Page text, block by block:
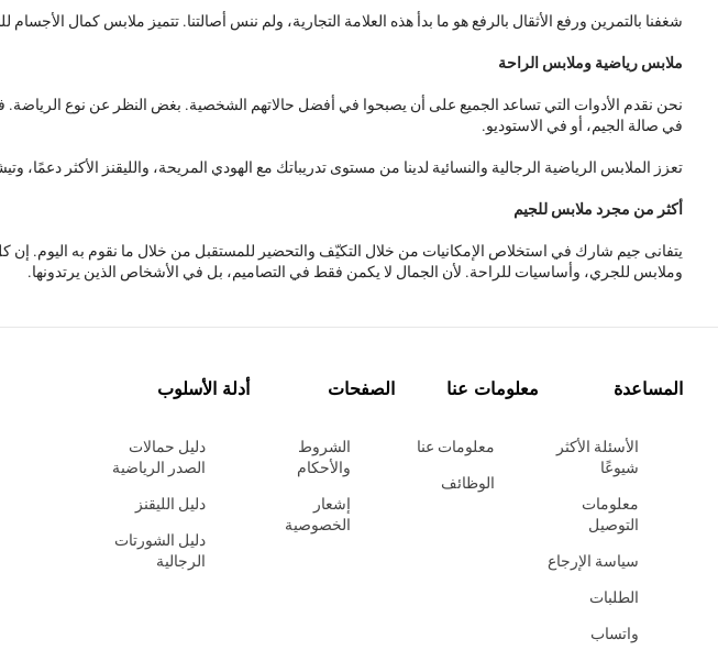
شغفنا بالتمرين ورفع الأثقال بالرفع هو ما بدأ هذه العلامة التجارية، ولم ننس أصالتنا. تتميز ملابس كمال
ملابس رياضية وملابس الراحة
نحن نقدم الأدوات التي تساعد الجميع على أن يصبحوا في أفضل حالاتهم الشخصية. بغض النظر عن نوع الرياضة.
في صالة الجيم، أو في الاستوديو.
تعزز الملابس الرياضية الرجالية والنسائية لدينا من مستوى تدريباتك مع الهودي المريحة، والليقنز الأكثر
أكثر من مجرد ملابس للجيم
يتفانى جيم شارك في استخلاص الإمكانيات من خلال التكيّف والتحضير للمستقبل من خلال ما نقوم به اليوم.
وملابس للجري، وأساسيات للراحة. لأن الجمال لا يكمن فقط في التصاميم، بل في الأشخاص الذين يرتدونها.
المساعدة
الأسئلة الأكثر
شيوعًا
معلومات
التوصيل
سياسة الإرجاع
الطلبات
واتساب
معلومات عنا
معلومات عنا
الوظائف
الصفحات
الشروط
والأحكام
إشعار
الخصوصية
أدلة الأسلوب
دليل حمالات
الصدر الرياضية
دليل الليقنز
دليل الشورتات
الرجالية